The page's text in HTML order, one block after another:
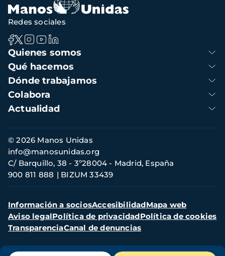
Navegación
principal
Quienes somos
Qué hacemos
Dónde trabajamos
Colabora
Actualidad
Redes sociales
Información
de
contacto
© 2026 Manos Unidas
C/ Barquillo, 38 - 3º28004 - Madrid, España
900 811 888
BIZUM 33439
info@manosunidas.org
Menú
secundario
Información a sociosAccesibilidadMapa web
Aviso legalPolítica de privacidadPolítica de cookies
TransparenciaCanal de denuncias